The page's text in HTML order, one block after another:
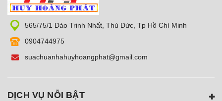
565/75/1 Đào Trinh Nhất, Thủ Đức, Tp Hồ Chí Minh
0904744975
suachuanhahuyhoangphat@gmail.com
DỊCH VỤ NỖI BẬT